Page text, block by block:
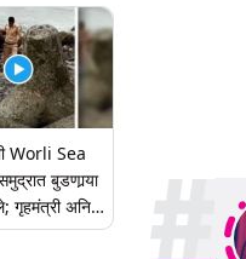
Worli Sea
बुडणार्‍या
गृहमंत्री अनिल
केला Video